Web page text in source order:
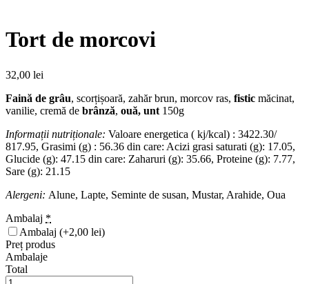
Tort de morcovi
32,00 lei
Faină de grâu, scorțișoară, zahăr brun, morcov ras, fistic măcinat,
vanilie, cremă de brânză, ouă, unt 150g
Informații nutriționale: Valoare energetica ( kj/kcal) : 3422.30/
817.95, Grasimi (g) : 56.36 din care: Acizi grasi saturati (g): 17.05,
Glucide (g): 47.15 din care: Zaharuri (g): 35.66, Proteine (g): 7.77,
Sare (g): 21.15
Alergeni: Alune, Lapte, Seminte de susan, Mustar, Arahide, Oua
Ambalaj *
Ambalaj (+2,00 lei)
Preț produs
Ambalaje
Total
Cantitate